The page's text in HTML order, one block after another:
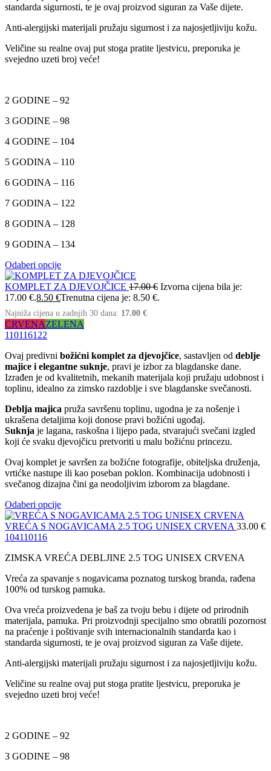
standarda sigurnosti, te je ovaj proizvod siguran za Vaše dijete.
Anti-alergijski materijali pružaju sigurnost i za najosjetljiviju kožu.
Veličine su realne ovaj put stoga pratite ljestvicu, preporuka je
svejedno uzeti broj veće!
2 GODINE – 92
3 GODINE – 98
4 GODINE – 104
5 GODINA – 110
6 GODINA – 116
7 GODINA – 122
8 GODINA – 128
9 GODINA – 134
Odaberi opcije
KOMPLET ZA DJEVOJČICE 17.00€ Izvorna cijena bila je:
17.00 €.8.50 €Trenutna cijena je: 8.50 €.
Najniža cijena u zadnjih 30 dana: 17.00 €
CRVENAZELENA
110116122
Ovaj predivni božićni komplet za djevojčice, sastavljen od deblje
majice i elegantne suknje, pravi je izbor za blagdanske dane.
Izrađen je od kvalitetnih, mekanih materijala koji pružaju udobnost i
toplinu, idealno za zimsko razdoblje i sve blagdanske svečanosti.
Deblja majica pruža savršenu toplinu, ugodna je za nošenje i
ukrašena detaljima koji donose pravi božićni ugođaj.
Suknja je lagana, raskošna i lijepo pada, stvarajući svečani izgled
koji će svaku djevojčicu pretvoriti u malu božićnu princezu.
Ovaj komplet je savršen za božićne fotografije, obiteljska druženja,
vrtićke nastupe ili kao poseban poklon. Kombinacija udobnosti i
svečanog dizajna čini ga neodoljivim izborom za blagdane.
Odaberi opcije
VREĆA S NOGAVICAMA 2.5 TOG UNISEX CRVENA 33.00 €
104110116
ZIMSKA VREĆA DEBLJINE 2.5 TOG UNISEX CRVENA
Vreća za spavanje s nogavicama poznatog turskog branda, rađena
100% od turskog pamuka.
Ova vreća proizvedena je baš za tvoju bebu i dijete od prirodnih
materijala, pamuka. Pri proizvodnji specijalno smo obratili pozornost
na praćenje i poštivanje svih internacionalnih standarda kao i
standarda sigurnosti, te je ovaj proizvod siguran za Vaše dijete.
Anti-alergijski materijali pružaju sigurnost i za najosjetljiviju kožu.
Veličine su realne ovaj put stoga pratite ljestvicu, preporuka je
svejedno uzeti broj veće!
2 GODINE – 92
3 GODINE – 98